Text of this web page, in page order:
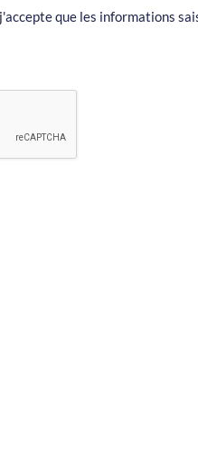
que les informations